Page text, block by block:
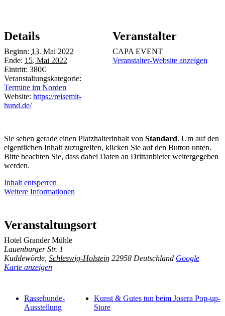
Details
Beginn: 13. Mai 2022
Ende: 15. Mai 2022
Eintritt: 380€
Veranstaltungskategorie:
Termine im Norden
Website: https://reisemit-
hund.de/
Veranstalter
CAPA EVENT
Veranstalter-Website anzeigen
Veranstaltungsort
Hotel Grander Mühle
Lauenburger Str. 1
Kuddewörde Schleswig-Holstein 22958 Deutschland Google
Karte anzeigen
Sie sehen gerade einen Platzhalterinhalt von Standard. Um auf den
eigentlichen Inhalt zuzugreifen, klicken Sie auf den Button unten.
Bitte beachten Sie, dass dabei Daten an Drittanbieter weitergegeben
werden.
Inhalt entsperren
Weitere Informationen
Rassehunde-
Ausstellung
Kunst & Gutes tun beim Josera Pop-up-
Store